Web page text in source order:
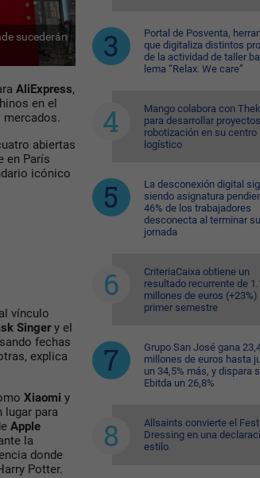
sucederán
Julio Gil, responsable de
las “ventas en vivo”.
AliExpress,
en el
mercados.
abiertas
en París
icónico
vínculo
Singery el
fechas
explica
Xiaomi y
lugar para
Apple
la
donde
Potter.
Portal de Posventa,
que digitaliza distintos
de la actividad de taller
lema “Relax. We care”
Mango colabora con
para desarrollar
robotización en su centro
logístico
La desconexión digital
siendo asignatura
46% de los trabajadores
desconecta al terminar su
jornada
CriteriaCaixa obtiene un
resultado recurrente de
millones de euros (+23%)
primer semestre
Grupo San José gana
millones de euros hasta
un 34,5% más, y dispara
Ebitda un 26,8%
Allsaints convierte el
Dressing en una
estilo